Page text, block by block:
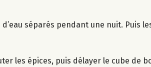
séparés pendant une nuit. Puis
les épices, puis délayer le cube de